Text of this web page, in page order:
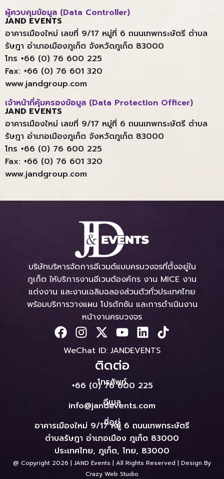
ผู้ควบคุมข้อมูล (Data Controller)
JAND EVENTS
อาคารเมืองใหม่ เลขที่ 9/17 หมู่ที่ 6 ถนนเทพกระษัตรี ตำบล
รัษฎา อำเภอเมืองภูเก็ต จังหวัดภูเก็ต 83000
โทร +66 (0) 76 600 225
Fax: +66 (0) 76 601 320
www.jandgroup.com
เจ้าหน้าที่คุ้มครองข้อมูล (Data Protection Officer)
JAND EVENTS
อาคารเมืองใหม่ เลขที่ 9/17 หมู่ที่ 6 ถนนเทพกระษัตรี ตำบล
รัษฎา อำเภอเมืองภูเก็ต จังหวัดภูเก็ต 83000
โทร +66 (0) 76 600 225
Fax: +66 (0) 76 601 320
www.jandgroup.com
บริษัทบริหารจัดการอีเวนต์แบบครบวงจรที่ตั้งอยู่ใน
ภูเก็ต ให้บริการงานอีเวนต์องค์กร งาน MICE งาน
แต่งงาน และงานเฉลิมฉลองส่วนตัวทั่วประเทศไทย
พร้อมบริการวางแผน โปรดักชัน และการดำเนินงาน
หน้างานครบวงจร
WeChat ID: JANDEVENTS
ติดต่อ
โทรศัพท์
+66 (0) 76 600 225
อีเมล
info@jandevents.com
ที่อยู่
อาคารเมืองใหม่ 9/17 หมู่ 6 ถนนเทพกระษัตรี
ตำบลรัษฎา อำเภอเมือง ภูเก็ต 83000
ประเทศไทย, ภูเก็ต, ไทย, 83000
@ Copyright 2026 | JAND Events | All Rights Reserved | Design By
Crazy Web Studio